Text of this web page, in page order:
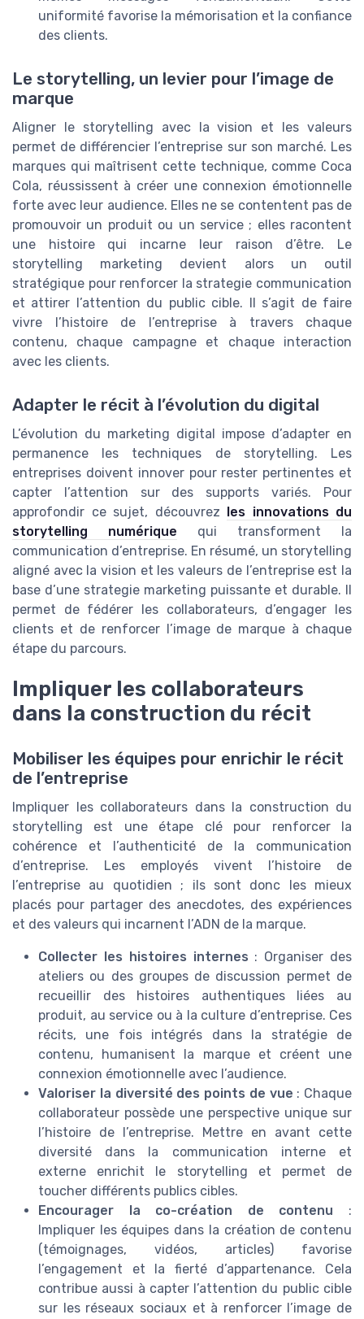
uniformité favorise la mémorisation et la confiance
des clients.
Le storytelling, un levier pour l’image de
marque
Aligner le storytelling avec la vision et les valeurs
permet de différencier l’entreprise sur son marché. Les
marques qui maîtrisent cette technique, comme Coca
Cola, réussissent à créer une connexion émotionnelle
forte avec leur audience. Elles ne se contentent pas de
promouvoir un produit ou un service ; elles racontent
une histoire qui incarne leur raison d’être. Le
storytelling marketing devient alors un outil
stratégique pour renforcer la strategie communication
et attirer l’attention du public cible. Il s’agit de faire
vivre l’histoire de l’entreprise à travers chaque
contenu, chaque campagne et chaque interaction
avec les clients.
Adapter le récit à l’évolution du digital
L’évolution du marketing digital impose d’adapter en
permanence les techniques de storytelling. Les
entreprises doivent innover pour rester pertinentes et
capter l’attention sur des supports variés. Pour
approfondir ce sujet, découvrez les innovations du
storytelling numérique qui transforment la
communication d’entreprise. En résumé, un storytelling
aligné avec la vision et les valeurs de l’entreprise est la
base d’une strategie marketing puissante et durable. Il
permet de fédérer les collaborateurs, d’engager les
clients et de renforcer l’image de marque à chaque
étape du parcours.
Impliquer les collaborateurs
dans la construction du récit
Mobiliser les équipes pour enrichir le récit
de l’entreprise
Impliquer les collaborateurs dans la construction du
storytelling est une étape clé pour renforcer la
cohérence et l’authenticité de la communication
d’entreprise. Les employés vivent l’histoire de
l’entreprise au quotidien ; ils sont donc les mieux
placés pour partager des anecdotes, des expériences
et des valeurs qui incarnent l’ADN de la marque.
Collecter les histoires internes : Organiser des
ateliers ou des groupes de discussion permet de
recueillir des histoires authentiques liées au
produit, au service ou à la culture d’entreprise. Ces
récits, une fois intégrés dans la stratégie de
contenu, humanisent la marque et créent une
connexion émotionnelle avec l’audience.
Valoriser la diversité des points de vue : Chaque
collaborateur possède une perspective unique sur
l’histoire de l’entreprise. Mettre en avant cette
diversité dans la communication interne et
externe enrichit le storytelling et permet de
toucher différents publics cibles.
Encourager la co-création de contenu :
Impliquer les équipes dans la création de contenu
(témoignages, vidéos, articles) favorise
l’engagement et la fierté d’appartenance. Cela
contribue aussi à capter l’attention du public cible
sur les réseaux sociaux et à renforcer l’image de